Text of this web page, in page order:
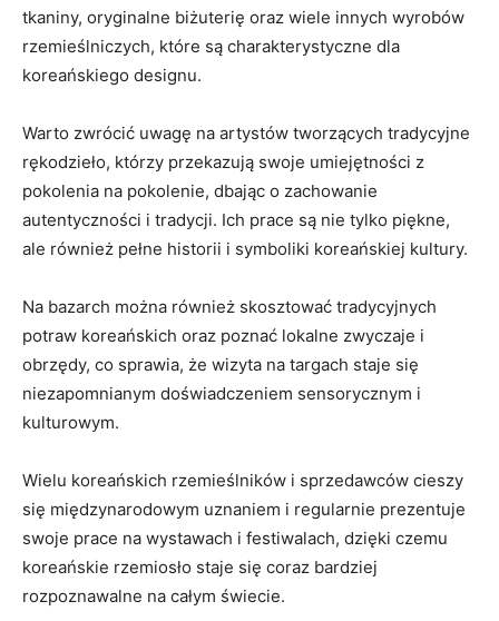
tkaniny,⁣ oryginalne biżuterię oraz wiele innych‌ wyrobów
rzemieślniczych,⁤ które są charakterystyczne dla
koreańskiego​ designu.
Warto zwrócić uwagę ⁢na artystów tworzących tradycyjne
rękodzieło, którzy przekazują swoje umiejętności z
pokolenia ⁤na ⁢pokolenie, dbając o zachowanie
autentyczności ​i tradycji.‌ Ich prace są nie tylko piękne,
‍ale również​ pełne ‌historii i symboliki koreańskiej kultury.
Na bazarch można​ również skosztować‌ tradycyjnych
potraw koreańskich oraz poznać lokalne zwyczaje i
obrzędy, co sprawia, ⁣że​ wizyta na targach staje się
niezapomnianym doświadczeniem sensorycznym ⁣i
kulturowym.
Wielu‍ koreańskich rzemieślników i sprzedawców cieszy
się‌ międzynarodowym uznaniem⁢ i regularnie prezentuje
swoje prace na wystawach⁢ i ⁢festiwalach, dzięki⁣ czemu
⁢koreańskie rzemiosło staje​ się coraz ‍bardziej
rozpoznawalne na całym świecie.